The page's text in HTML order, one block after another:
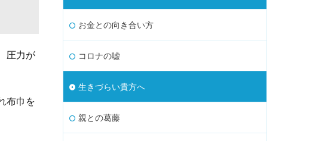
圧力が
布巾を
お金との向き合い方
コロナの嘘
生きづらい貴方へ
親との葛藤